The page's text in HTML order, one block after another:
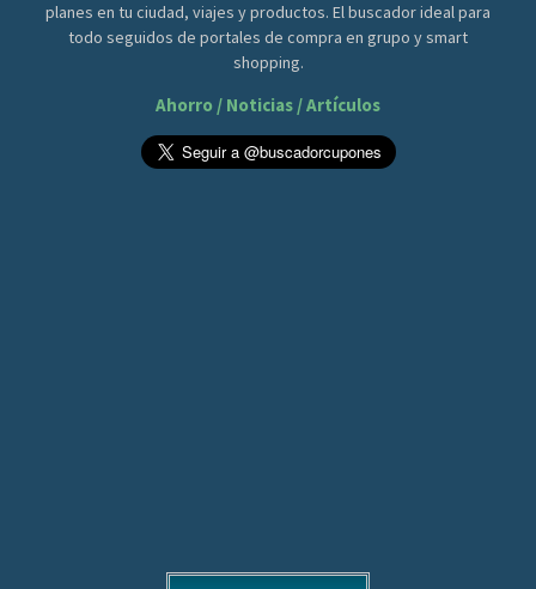
planes en tu ciudad, viajes y productos. El buscador ideal para
todo seguidos de portales de compra en grupo y smart
shopping.
Ahorro / Noticias / Artículos